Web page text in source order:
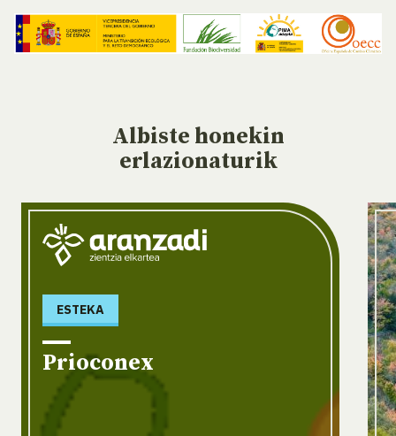
Albiste honekin
erlazionaturik
ESTEKA
Prioconex